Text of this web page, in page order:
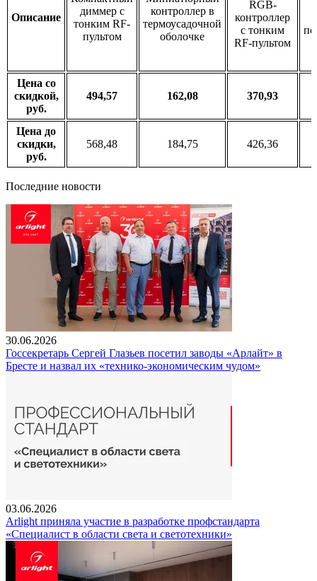
Описание
диммер с
тонким RF-
пультом
контроллер в
термоусадочной
оболочке
RGB-
контроллер
с тонким
RF-пультом
Цена со
скидкой,
руб.
494,57 162,08 370,93
Цена до
скидки,
руб.
568,48 184,75 426,36
Последние новости
30.06.2026
Госсекретарь Сергей Глазьев посетил заводы «Арлайт» в
Бресте и назвал их «технико-экономическим чудом»
03.06.2026
Arlight приняла участие в разработке профстандарта
«Специалист в области света и светотехники»